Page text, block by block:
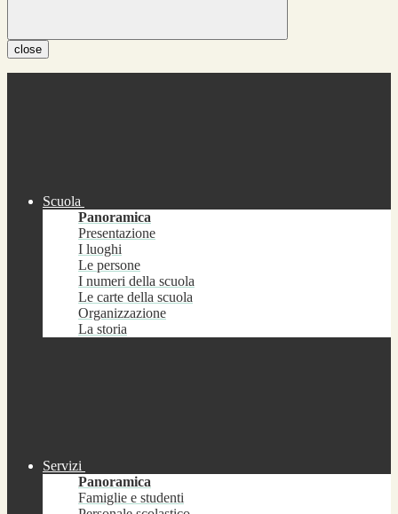
close
Scuola
Panoramica
Presentazione
I luoghi
Le persone
I numeri della scuola
Le carte della scuola
Organizzazione
La storia
Servizi
Panoramica
Famiglie e studenti